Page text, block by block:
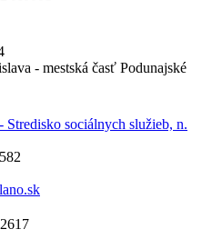
- mestská časť Podunajské
sociálnych služieb, n.